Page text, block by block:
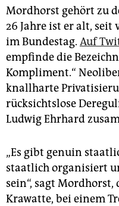
Mordhorst gehört zu
26 Jahre ist er alt, seit
im Bundestag. Auf
empfinde die
Kompliment.“
knallharte
rücksichtslose
Ludwig Ehrhard
„Es gibt genuin
staatlich organisiert
sein“, sagt
Krawatte, bei einem